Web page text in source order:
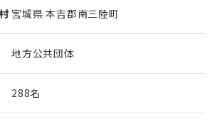
宮城県 本吉郡南三陸町
地方公共団体
288名